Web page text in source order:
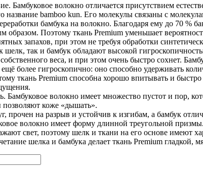
Бамбуковое волокно отличается присутствием
название bamboo kun. Его молекулы связаны с
бамбука на волокно. Благодаря ему до 70 %
образом. Поэтому ткань Premium уменьшает
запахов, при этом не требуя обработки
шелк, так и бамбук обладают высокой
веса, и при этом очень быстро сохнет.
более гигроскопично: оно способно удерживать
ткань Premium способна хорошо впитывать и быстро
Бамбуковое волокно имеет множество пустот и пор,
коже «дышать».
прочен на разрыв и устойчив к изгибам, а бамбук
волокно имеет форму длинной треугольной
свет, поэтому шелк и ткани на его основе имеют
шелка и бамбука делает ткань Premium гладкой,